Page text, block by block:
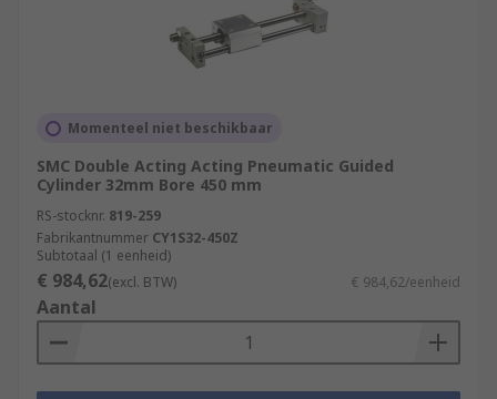
Momenteel niet beschikbaar
SMC Double Acting Acting Pneumatic Guided
Cylinder 32mm Bore 450 mm
RS-stocknr. 819-259
Fabrikantnummer CY1S32-450Z
Subtotaal (1 eenheid)
€ 984,62(excl. BTW) € 984,62/eenheid
Aantal